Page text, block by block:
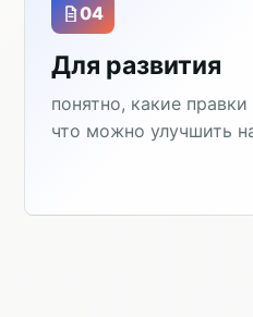
04
Для развития
понятно, какие
что можно улучшить